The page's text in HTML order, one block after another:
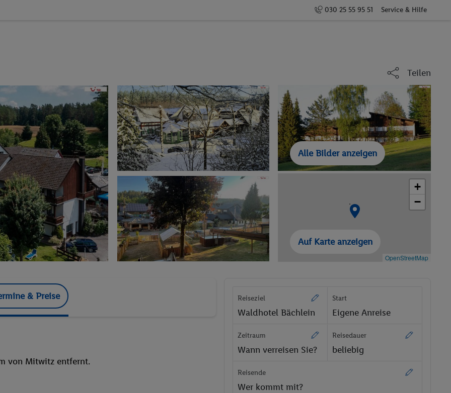
030 25 55 95 51 Service & Hilfe
Teilen
Alle Bilder anzeigen
+
−
OpenStreetMap
Auf Karte anzeigen
& Preise
von Mitwitz entfernt.
Reiseziel
Waldhotel Bächlein
Start
Eigene Anreise
Zeitraum
Wann verreisen Sie?
Reisedauer
beliebig
Reisende
Wer kommt mit?